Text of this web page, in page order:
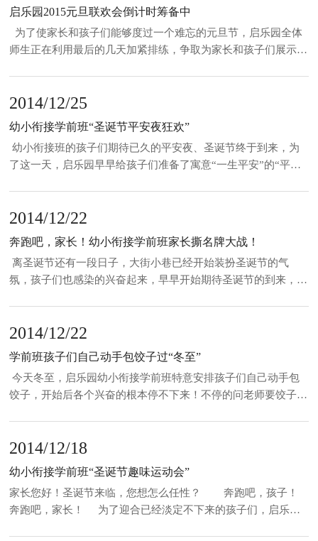
为
启乐园2015元旦联欢会倒计时筹备中
为了使家长和孩子们能够度过一个难忘的元旦节，启乐园全体
师生正在利用最后的几天加紧排练，争取为家长和孩子们展示一
备元旦联欢会。本次联欢会的主题仍然是“能力衔接 家园同
2014/12/25
幼小衔接学前班“圣诞节平安夜狂欢”
幼小衔接班的孩子们期待已久的平安夜、圣诞节终于到来，为
了这一天，启乐园早早给孩子们准备了寓意“一生平安”的“平安
舞、有的唱歌、还有朗诵诗歌的，各个“身怀绝技”。在庆祝平安
2014/12/22
奔跑吧，家长！幼小衔接学前班家长撕名牌大战！
离圣诞节还有一段日子，大街小巷已经开始装扮圣诞节的气
氛，孩子们也感染的兴奋起来，早早开始期待圣诞节的到来，期
乐园幼小衔接学前班圣诞节亲子趣味运动会！”。本次趣味运动
的。首先是全体家长和孩子手拉手
2014/12/22
学前班孩子们自己动手包饺子过“冬至”
今天冬至，启乐园幼小衔接学前班特意安排孩子们自己动手包
饺子，开始后各个兴奋的根本停不下来！不停的问老师要饺子
普及了“冬至”这个节气的由来，让孩子们明白为什么要包饺子、
2014/12/18
幼小衔接学前班“圣诞节趣味运动会”
家长您好！圣诞节来临，您想怎么任性？ 奔跑吧，孩子！
奔跑吧，家长！ 为了迎合已经淡定不下来的孩子们，启乐园